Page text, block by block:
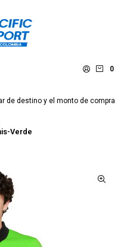
0
de destino y el monto de compra
Verde